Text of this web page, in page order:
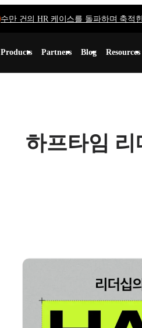
수만 건의 HR 케이스를 돌파하며 축적
Products Partners Blog Resources
하프타임 리